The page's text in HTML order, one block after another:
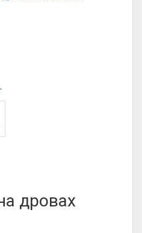
дровах